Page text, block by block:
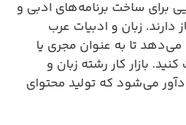
برای ساخت برنامه‌های ادبی و
زبان و ادبیات عرب
تا به عنوان مجری یا
بازار کار رشته زبان و
می‌شود که تولید محتوای